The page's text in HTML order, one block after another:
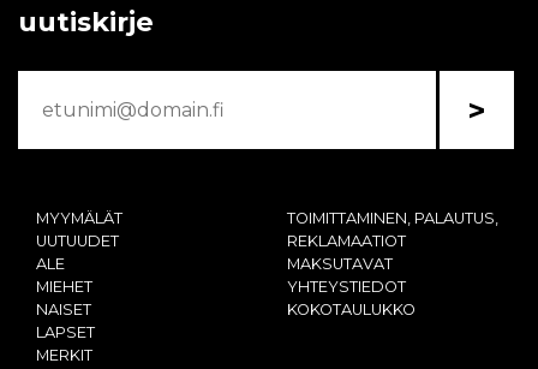
uutiskirje
>
MYYMÄLÄT
UUTUUDET
ALE
MIEHET
NAISET
LAPSET
MERKIT
TOIMITTAMINEN, PALAUTUS,
REKLAMAATIOT
MAKSUTAVAT
YHTEYSTIEDOT
KOKOTAULUKKO